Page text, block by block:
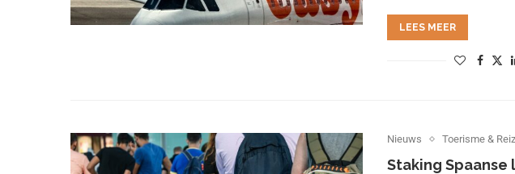
LEES MEER
Nieuws Toerisme &
Staking